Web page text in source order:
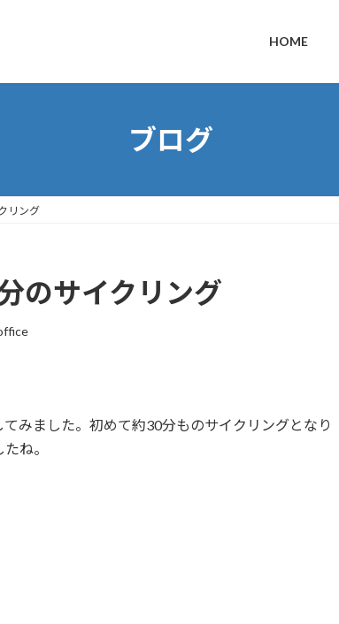
HOME
ブログ
リング
のサイクリング
みました。初めて約30分ものサイクリングとなり
ね。